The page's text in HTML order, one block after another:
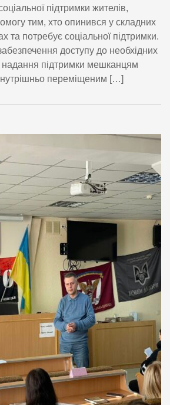
підтримки жителів,
тим, хто опинився у складних
та потребує соціальної підтримки.
доступу до необхідних
надання підтримки мешканцям
переміщеним […]